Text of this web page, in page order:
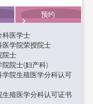
预约
科医学士
医学院荣授院士
院士
院院士(妇产科)
学院生殖医学分科认可
生殖医学分科认可证书